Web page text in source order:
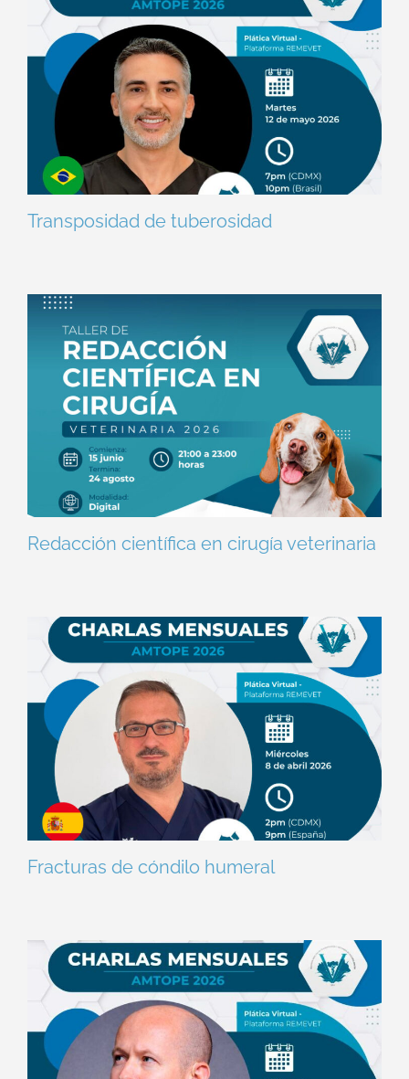
Transposidad de tuberosidad
Redacción científica en cirugía veterinaria
Fracturas de cóndilo humeral